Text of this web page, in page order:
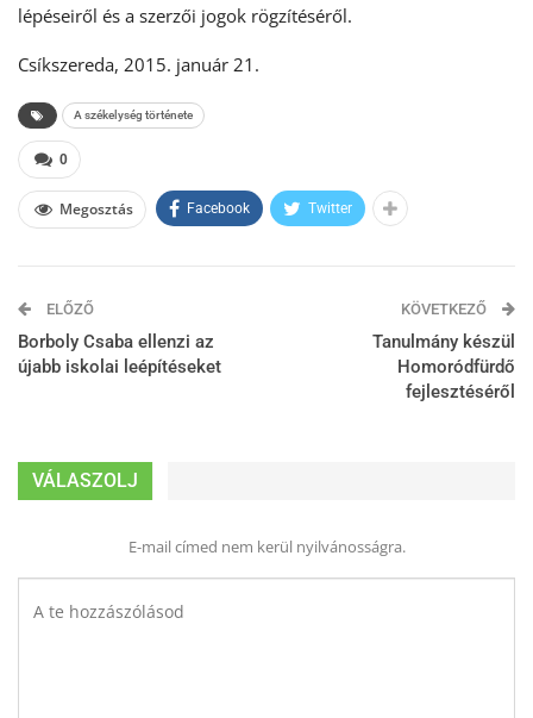
lépéseiről és a szerzői jogok rögzítéséről.
Csíkszereda, 2015. január 21.
A székelység története
0
Megosztás Facebook Twitter
ELŐZŐ
Borboly Csaba ellenzi az
újabb iskolai leépítéseket
KÖVETKEZŐ
Tanulmány készül
Homoródfürdő
fejlesztéséről
VÁLASZOLJ
E-mail címed nem kerül nyilvánosságra.